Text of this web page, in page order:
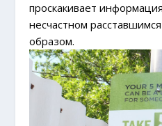
проскакивает
несчастном
образом.